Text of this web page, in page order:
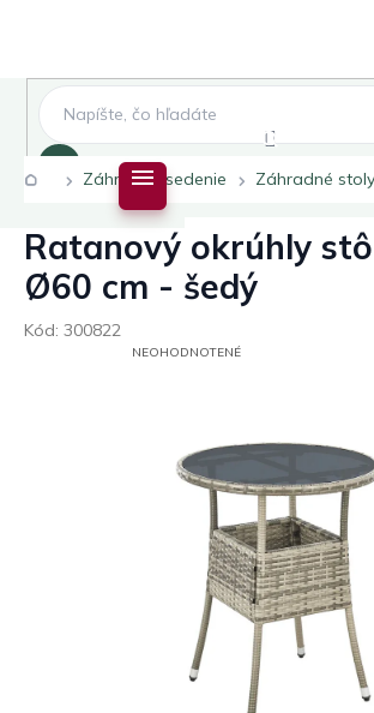
DomovZáhradné sedenie Záhradné stoly
Ratanový okrúhly
Ø60 cm - šedý
Kód: 300822
PRIEMERNÉNEOHODNOTENÉ